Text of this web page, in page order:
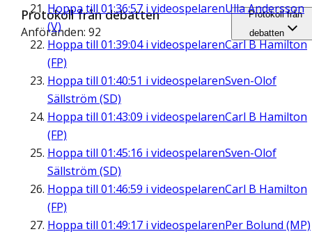
Hoppa till 01:36:57 i videospelarenUlla Andersson
(V)
Hoppa till 01:39:04i videospelarenCarl B Hamilton
(FP)
Hoppa till 01:40:51 i videospelarenSven-Olof
Sällström (SD)
Hoppa till 01:43:09 i videospelarenCarl B Hamilton
(FP)
Hoppa till 01:45:16 i videospelarenSven-Olof
Sällström (SD)
Hoppa till 01:46:59 i videospelarenCarl B Hamilton
(FP)
Hoppa till 01:49:17 i videospelarenPer Bolund (MP)
Protokoll från debatten
Anföranden: 92
Protokoll från
debatten